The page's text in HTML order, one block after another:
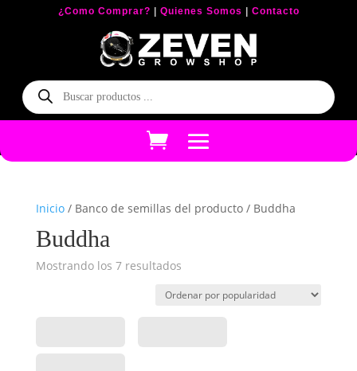
¿Como Comprar? Quienes Somos Contacto
Búsqueda
de
productos
Inicio/ Banco de semillas del producto / Buddha
Buddha
Mostrando los 7 resultados